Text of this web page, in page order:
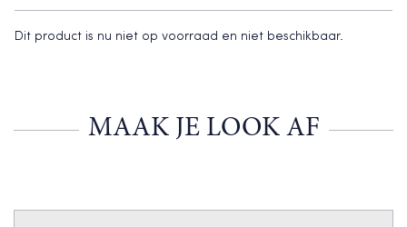
Dit product is nu niet op voorraad en niet beschikbaar.
MAAK JE LOOK AF